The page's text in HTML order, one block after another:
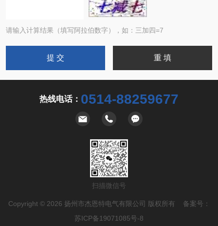
请输入计算结果（填写阿拉伯数字），如：三加四=7
热线电话： 0514-88259677
扫描微信号
Copyright © 2026 扬州市杰恩特电气有限公司 版权所有 备案号：
苏ICP备19071085号-8